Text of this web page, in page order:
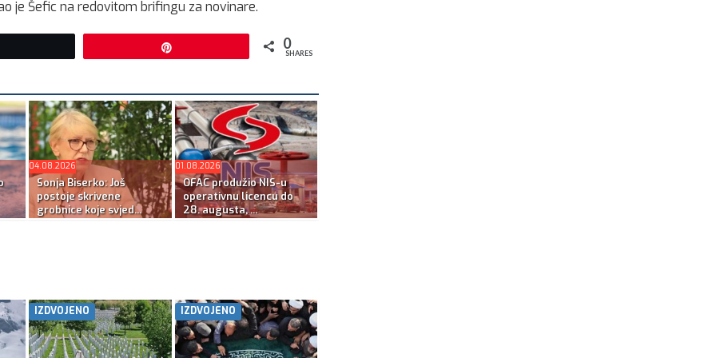
je Šefic na redovitom brifingu za novinare.
0
SHARES
04.08.2026
Sonja Biserko: Još
postoje skrivene
grobnice koje svjed...
01.08.2026
OFAC produžio NIS-u
operativnu licencu do
28. augusta, ...
IZDVOJENO IZDVOJENO